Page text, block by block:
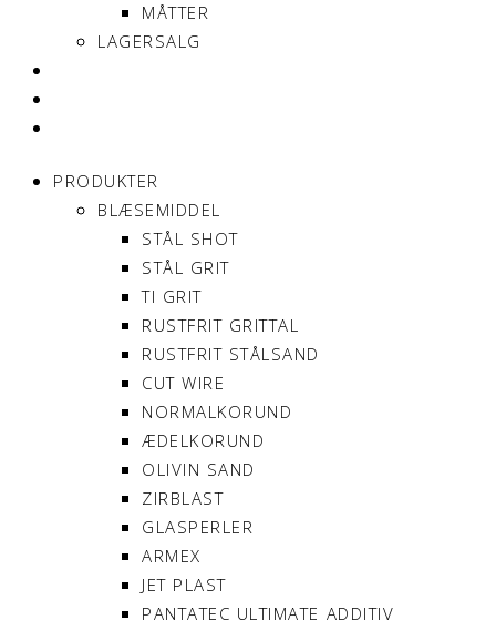
MÅTTER
LAGERSALG
PRODUKTER
BLÆSEMIDDEL
STÅL SHOT
STÅL GRIT
TI GRIT
RUSTFRIT GRITTAL
RUSTFRIT STÅLSAND
CUT WIRE
NORMALKORUND
ÆDELKORUND
OLIVIN SAND
ZIRBLAST
GLASPERLER
ARMEX
JET PLAST
PANTATEC ULTIMATE ADDITIV